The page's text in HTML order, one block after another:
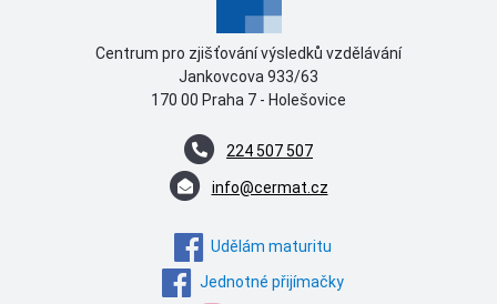
Centrum pro zjišťování výsledků vzdělávání
Jankovcova 933/63
170 00 Praha 7 - Holešovice
224 507 507
info@cermat.cz
Udělám maturitu
Jednotné přijímačky